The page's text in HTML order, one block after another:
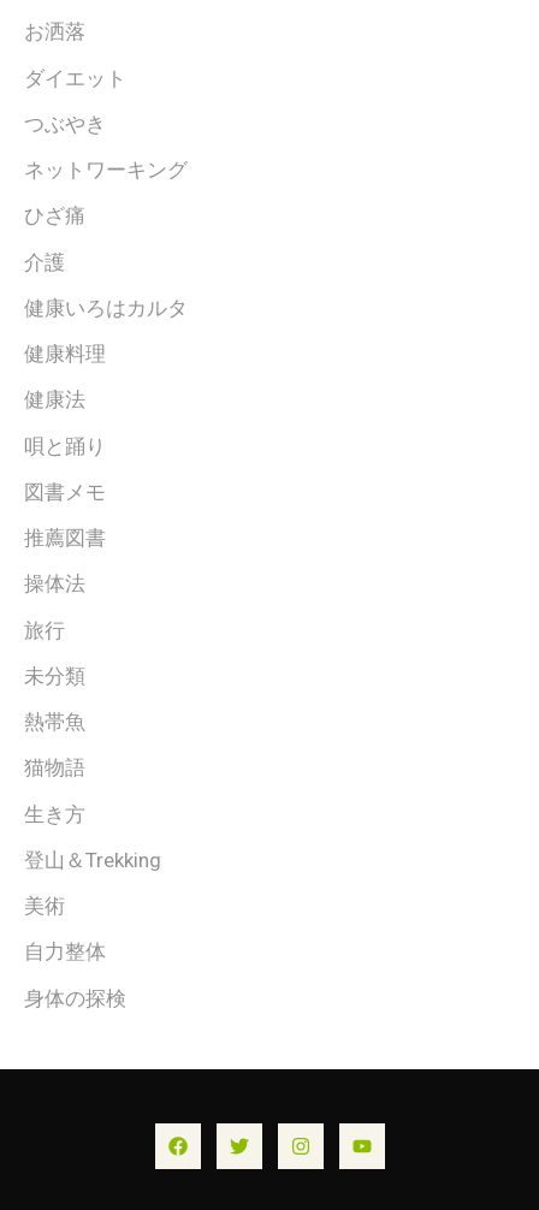
お洒落
ダイエット
つぶやき
ネットワーキング
ひざ痛
介護
健康いろはカルタ
健康料理
健康法
唄と踊り
図書メモ
推薦図書
操体法
旅行
未分類
熱帯魚
猫物語
生き方
登山＆Trekking
美術
自力整体
身体の探検